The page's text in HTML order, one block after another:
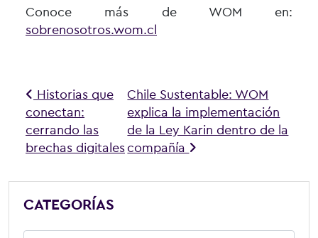
Conoce más de WOM en:
sobrenosotros.wom.cl
Navegación de entradas
Historias que
conectan:
cerrando las
brechas digitales
Chile Sustentable: WOM
explica la implementación
de la Ley Karin dentro de la
compañía
CATEGORÍAS